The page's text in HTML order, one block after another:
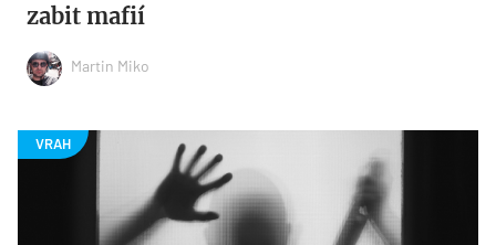
zabit mafií
Martin Miko